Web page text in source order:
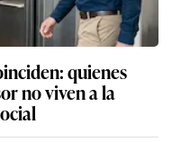
quienes
no viven a la